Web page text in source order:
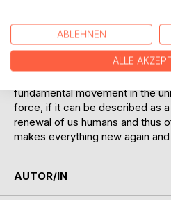
such a thing? We are not really
would be something organised,
produced by thoughts, by the
fundamental movement in the
force, if it can be described as
renewal of us humans and thus
makes everything new again and
AUTOR/IN
ABLEHNEN
ALLE